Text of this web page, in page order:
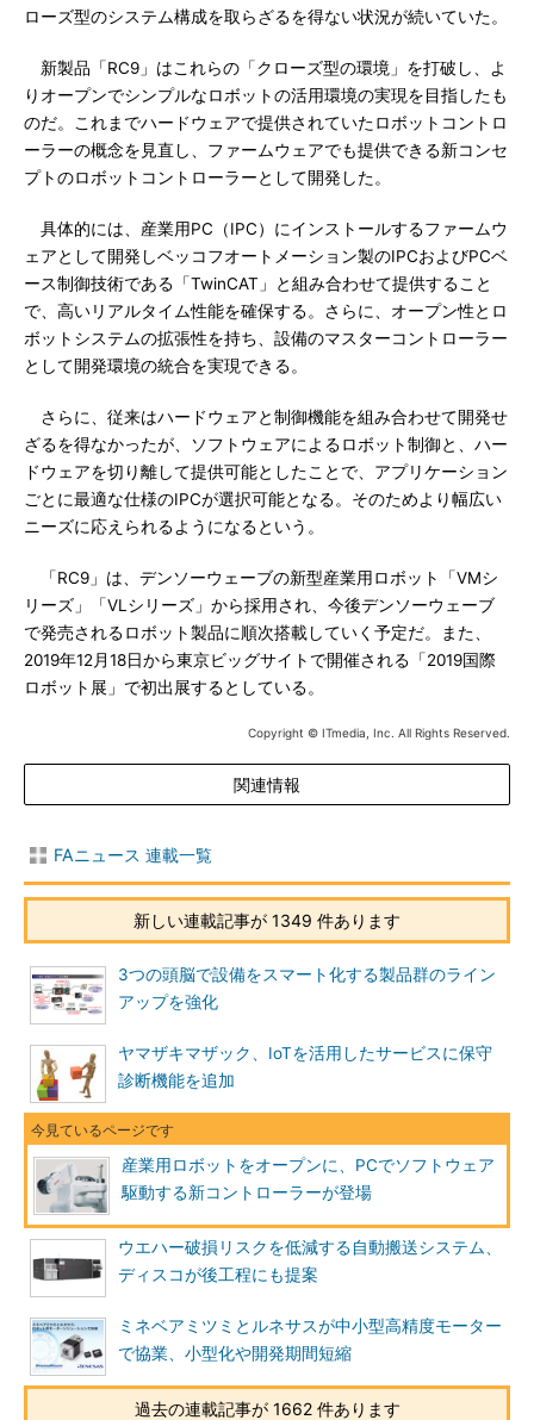
ローズ型のシステム構成を取らざるを得ない状況が続いていた。
新製品「RC9」はこれらの「クローズ型の環境」を打破し、よ
りオープンでシンプルなロボットの活用環境の実現を目指したも
のだ。これまでハードウェアで提供されていたロボットコントロ
ーラーの概念を見直し、ファームウェアでも提供できる新コンセ
プトのロボットコントローラーとして開発した。
具体的には、産業用PC（IPC）にインストールするファームウ
ェアとして開発しベッコフオートメーション製のIPCおよびPCベ
ース制御技術である「TwinCAT」と組み合わせて提供すること
で、高いリアルタイム性能を確保する。さらに、オープン性とロ
ボットシステムの拡張性を持ち、設備のマスターコントローラー
として開発環境の統合を実現できる。
さらに、従来はハードウェアと制御機能を組み合わせて開発せ
ざるを得なかったが、ソフトウェアによるロボット制御と、ハー
ドウェアを切り離して提供可能としたことで、アプリケーション
ごとに最適な仕様のIPCが選択可能となる。そのためより幅広い
ニーズに応えられるようになるという。
「RC9」は、デンソーウェーブの新型産業用ロボット「VMシ
リーズ」「VLシリーズ」から採用され、今後デンソーウェーブ
で発売されるロボット製品に順次搭載していく予定だ。また、
2019年12月18日から東京ビッグサイトで開催される「2019国際
ロボット展」で初出展するとしている。
Copyright © ITmedia, Inc. All Rights Reserved.
関連情報
FAニュース 連載一覧
新しい連載記事が 1349 件あります
3つの頭脳で設備をスマート化する製品群のライン
アップを強化
ヤマザキマザック、IoTを活用したサービスに保守
診断機能を追加
産業用ロボットをオープンに、PCでソフトウェア
駆動する新コントローラーが登場
ウエハー破損リスクを低減する自動搬送システム、
ディスコが後工程にも提案
ミネベアミツミとルネサスが中小型高精度モーター
で協業、小型化や開発期間短縮
過去の連載記事が 1662 件あります